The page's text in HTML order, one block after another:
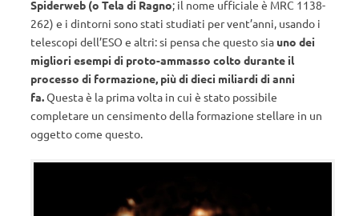
Spiderweb (o Tela di Ragno; il nome ufficiale è MRC 1138-
262) e i dintorni sono stati studiati per vent’anni, usando i
telescopi dell’ESO e altri: si pensa che questo sia uno dei
migliori esempi di proto-ammasso colto durante il
processo di formazione, più di dieci miliardi di anni
fa.Questa è la prima volta in cui è stato possibile
completare un censimento della formazione stellare in un
oggetto come questo.